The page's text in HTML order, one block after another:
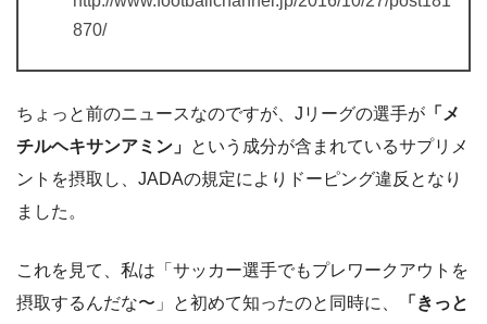
870/
ちょっと前のニュースなのですが、Jリーグの選手が 「メ
チルヘキサンアミン」 という成分が含まれているサプリメ
ントを摂取し、JADAの規定によりドーピング違反となり
ました。
これを見て、私は「サッカー選手でもプレワークアウトを
摂取するんだな〜」と初めて知ったのと同時に、
「きっと